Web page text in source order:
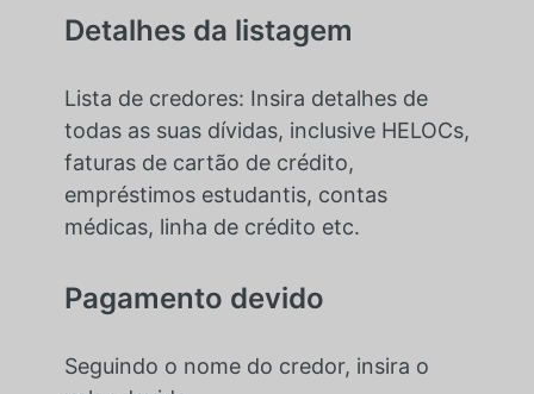
Detalhes da listagem
Lista de credores: Insira detalhes de
todas as suas dívidas, inclusive HELOCs,
faturas de cartão de crédito,
empréstimos estudantis, contas
médicas, linha de crédito etc.
Pagamento devido
Seguindo o nome do credor, insira o